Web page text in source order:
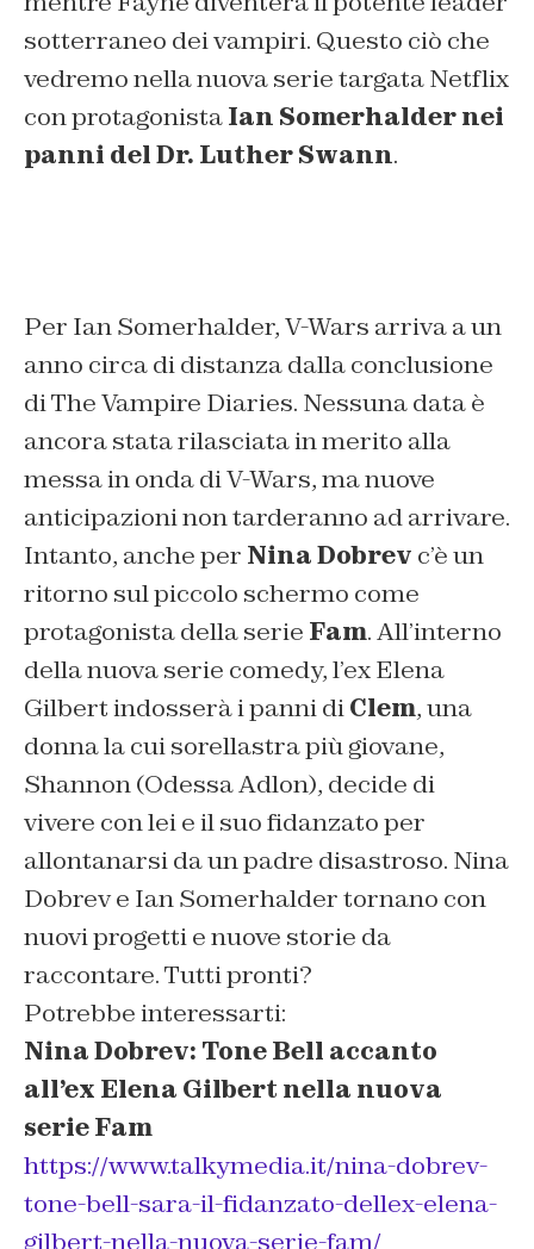
sotterraneo dei vampiri. Questo ciò che
vedremo nella nuova serie targata Netflix
con protagonistaIan Somerhalder nei
panni del Dr. Luther Swann.
Per Ian Somerhalder, V-Wars arriva a un
anno circa di distanza dalla conclusione
di The Vampire Diaries. Nessuna data è
ancora stata rilasciata in merito alla
messa in onda di V-Wars, ma nuove
anticipazioni non tarderanno ad arrivare.
Intanto, anche per Nina Dobrev c’è un
ritorno sul piccolo schermo come
protagonista della serie Fam. All’interno
della nuova serie comedy, l’ex Elena
Gilbert indosserà i panni diClem, una
donna la cui sorellastra più giovane,
Shannon (Odessa Adlon), decide di
vivere con lei e il suo fidanzato per
allontanarsi da un padre disastroso. Nina
Dobrev e Ian Somerhalder tornano con
nuovi progetti e nuove storie da
raccontare. Tutti pronti?
Potrebbe interessarti:
Nina Dobrev: Tone Bell accanto
all’ex Elena Gilbert nella nuova
serie Fam
https://www.talkymedia.it/nina-dobrev-
tone-bell-sara-il-fidanzato-dellex-elena-
gilbert-nella-nuova-serie-fam/